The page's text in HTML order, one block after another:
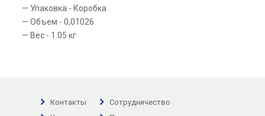
Упаковка - Коробка
Объем - 0,01026
Вес - 1.05 кг
Контакты
Сотрудничество